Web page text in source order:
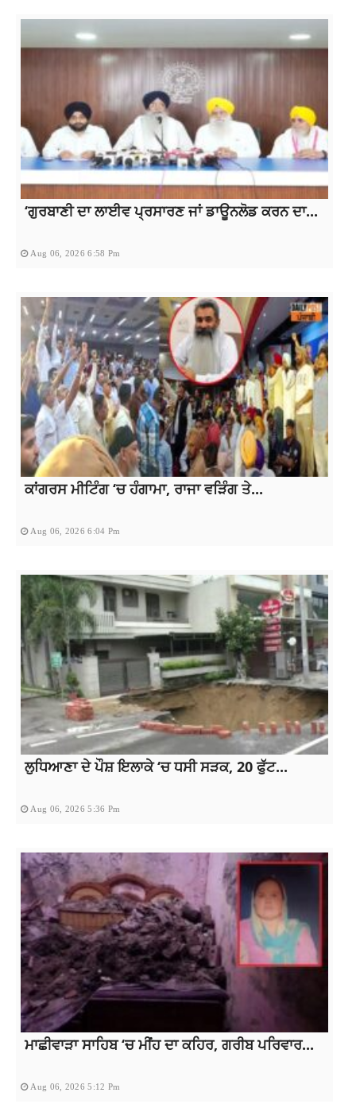
‘ਗੁਰਬਾਣੀ ਦਾ ਲਾਈਵ ਪ੍ਰਸਾਰਣ ਜਾਂ ਡਾਊਨਲੋਡ ਕਰਨ ਦਾ...
Aug 06, 2026 6:58 Pm
ਕਾਂਗਰਸ ਮੀਟਿੰਗ ‘ਚ ਹੰਗਾਮਾ, ਰਾਜਾ ਵੜਿੰਗ ਤੇ...
Aug 06, 2026 6:04 Pm
ਲੁਧਿਆਣਾ ਦੇ ਪੌਸ਼ ਇਲਾਕੇ ‘ਚ ਧਸੀ ਸੜਕ, 20 ਫੁੱਟ...
Aug 06, 2026 5:36 Pm
ਮਾਛੀਵਾੜਾ ਸਾਹਿਬ ‘ਚ ਮੀਂਹ ਦਾ ਕਹਿਰ, ਗਰੀਬ ਪਰਿਵਾਰ...
Aug 06, 2026 5:12 Pm